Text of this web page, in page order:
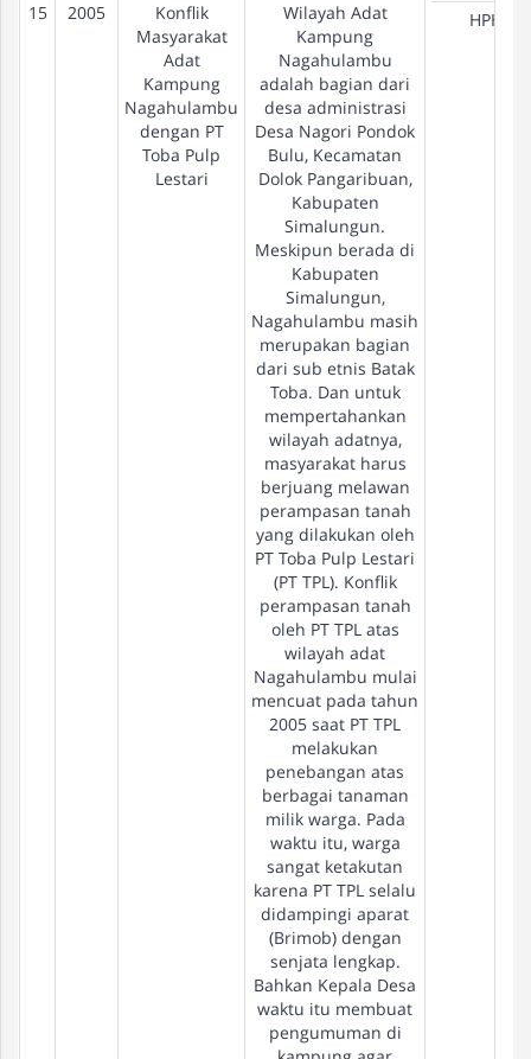
15 2005
Konflik
Masyarakat
Adat
Kampung
Nagahulambu
dengan PT
Toba Pulp
Lestari
Wilayah Adat
Kampung
Nagahulambu
adalah bagian dari
desa administrasi
Desa Nagori Pondok
Bulu, Kecamatan
Dolok Pangaribuan,
Kabupaten
Simalungun.
Meskipun berada di
Kabupaten
Simalungun,
Nagahulambu masih
merupakan bagian
dari sub etnis Batak
Toba. Dan untuk
mempertahankan
wilayah adatnya,
masyarakat harus
berjuang melawan
perampasan tanah
yang dilakukan oleh
PT Toba Pulp Lestari
(PT TPL). Konflik
perampasan tanah
oleh PT TPL atas
wilayah adat
Nagahulambu mulai
mencuat pada tahun
2005 saat PT TPL
melakukan
penebangan atas
berbagai tanaman
milik warga. Pada
waktu itu, warga
sangat ketakutan
karena PT TPL selalu
didampingi aparat
(Brimob) dengan
senjata lengkap.
Bahkan Kepala Desa
waktu itu membuat
pengumuman di
HPH